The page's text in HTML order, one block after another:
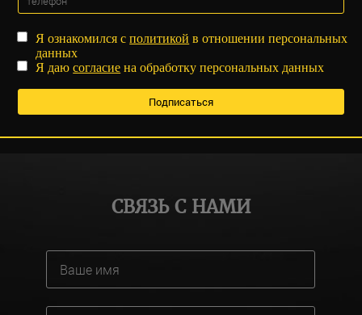
Я ознакомился сполитикой в отношении персональных
данных
Я даюсогласие на обработку персональных данных
СВЯЗЬ С НАМИ